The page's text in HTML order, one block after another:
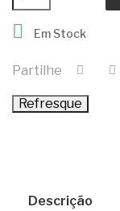
 Em Stock
Partilhe
Descrição